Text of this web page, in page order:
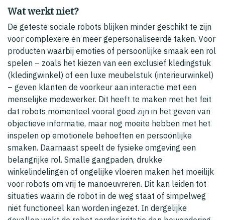
Wat werkt niet?
De geteste sociale robots blijken minder geschikt te zijn
voor complexere en meer gepersonaliseerde taken. Voor
producten waarbij emoties of persoonlijke smaak een rol
spelen – zoals het kiezen van een exclusief kledingstuk
(kledingwinkel) of een luxe meubelstuk (interieurwinkel)
– geven klanten de voorkeur aan interactie met een
menselijke medewerker. Dit heeft te maken met het feit
dat robots momenteel vooral goed zijn in het geven van
objectieve informatie, maar nog moeite hebben met het
inspelen op emotionele behoeften en persoonlijke
smaken. Daarnaast speelt de fysieke omgeving een
belangrijke rol. Smalle gangpaden, drukke
winkelindelingen of ongelijke vloeren maken het moeilijk
voor robots om vrij te manoeuvreren. Dit kan leiden tot
situaties waarin de robot in de weg staat of simpelweg
niet functioneel kan worden ingezet. In dergelijke